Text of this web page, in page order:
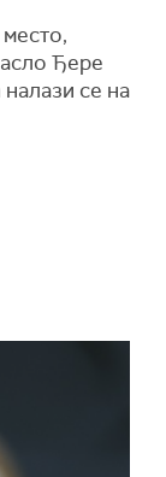
Ђере
се на